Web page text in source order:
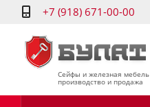
+7 (918) 671-00-00
Сейфы и железная мебель
производство и продажа